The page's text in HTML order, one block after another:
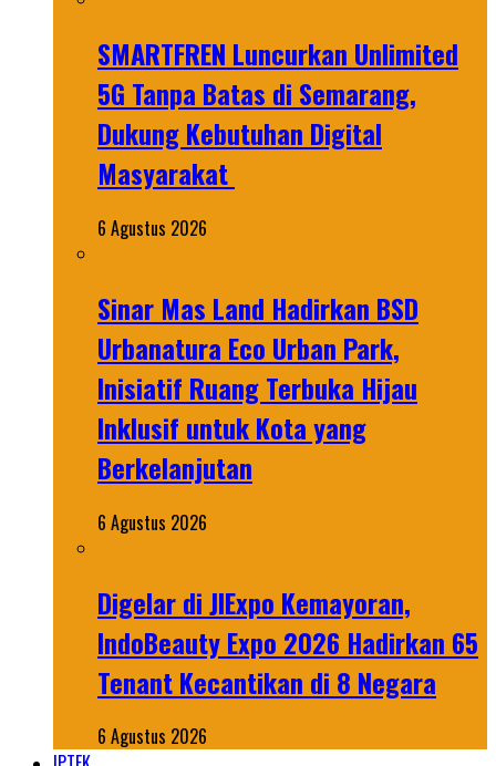
SMARTFREN Luncurkan Unlimited
5G Tanpa Batas di Semarang,
Dukung Kebutuhan Digital
Masyarakat
6 Agustus 2026
Sinar Mas Land Hadirkan BSD
Urbanatura Eco Urban Park,
Inisiatif Ruang Terbuka Hijau
Inklusif untuk Kota yang
Berkelanjutan
6 Agustus 2026
Digelar di JIExpo Kemayoran,
IndoBeauty Expo 2026 Hadirkan 65
Tenant Kecantikan di 8 Negara
6 Agustus 2026